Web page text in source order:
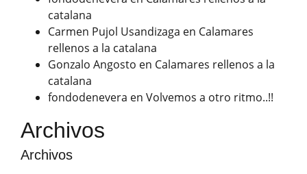
catalana
Carmen Pujol Usandizaga en Calamares
rellenos a la catalana
Gonzalo Angosto en Calamares rellenos a la
catalana
fondodenevera en Volvemos a otro ritmo..!!
Archivos
Archivos